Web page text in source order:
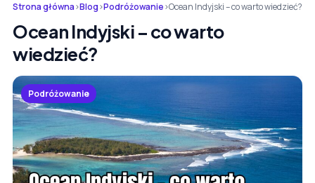
Strona główna›Blog›Podróżowanie›Ocean Indyjski – co warto wiedzieć?
Ocean Indyjski – co warto
wiedzieć?
Podróżowanie